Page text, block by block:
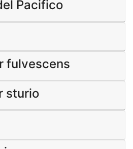
Pacifico
fulvescens
sturio